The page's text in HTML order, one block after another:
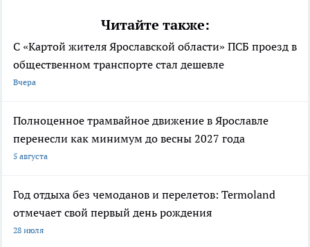
Читайте также:
С «Картой жителя Ярославской области» ПСБ проезд в
общественном транспорте стал дешевле
Вчера
Полноценное трамвайное движение в Ярославле
перенесли как минимум до весны 2027 года
5 августа
Год отдыха без чемоданов и перелетов: Termoland
отмечает свой первый день рождения
28 июля